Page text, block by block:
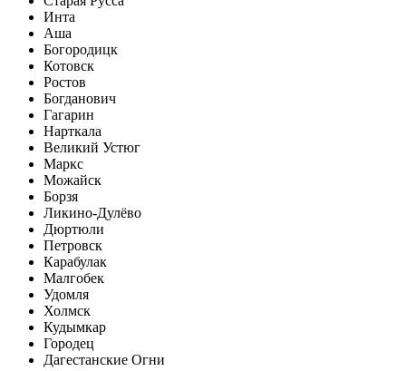
Инта
Аша
Богородицк
Котовск
Ростов
Богданович
Гагарин
Нарткала
Великий Устюг
Маркс
Можайск
Борзя
Ликино-Дулёво
Дюртюли
Петровск
Карабулак
Малгобек
Удомля
Холмск
Кудымкар
Городец
Дагестанские Огни